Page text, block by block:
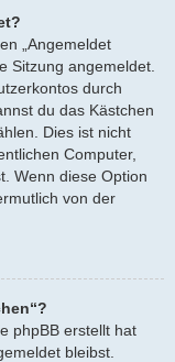
„Angemeldet
Sitzung angemeldet.
durch
du das Kästchen
Dies ist nicht
Computer,
Wenn diese Option
von der
phpBB erstellt hat
bleibst.